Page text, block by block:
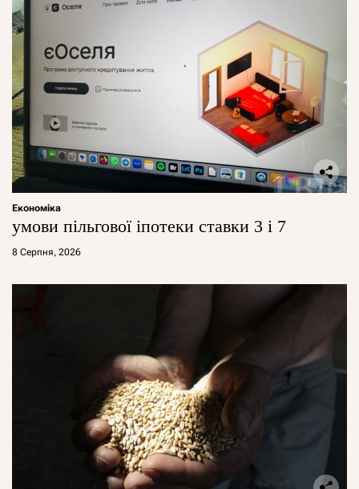
Економіка
умови пільгової іпотеки ставки 3 і 7
8 Серпня, 2026